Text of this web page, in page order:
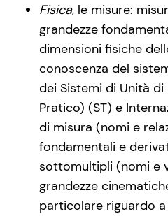
Fisica, le misure:
grandezze
dimensioni fisiche
conoscenza del
dei Sistemi di Unità di
Pratico) (ST) e
di misura (nomi e
fondamentali e
sottomultipli (nomi e
grandezze
particolare riguardo